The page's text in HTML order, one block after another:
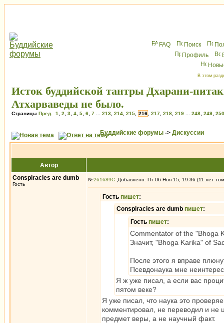
FAQ Поиск
Профиль
В этом
Исток буддийской тантры Дхарани-
Атхарваведы не было.
Страницы Пред. 1 2 3 4 5 6 7 213 214 215 216 217 218 219 248 249 250
Буддийские форумы -> Дискуссии
Автор
Conspiracies are dumb
Гость
№261689 Добавлено: Пт 06 Ноя 15, 19:36 (11 лет
Гость пишет:
Conspiracies are dumb пишет:
Гость пишет:
Commentator of the "Bhoga
Значит, "Bhoga Karika" of
После этого я вправе
Псевдонаука мне
Я ж уже писал, а если вас
пятом веке?
Я уже писал, что наука это
комментировал, не переводил и не
предмет веры, а не научный факт.